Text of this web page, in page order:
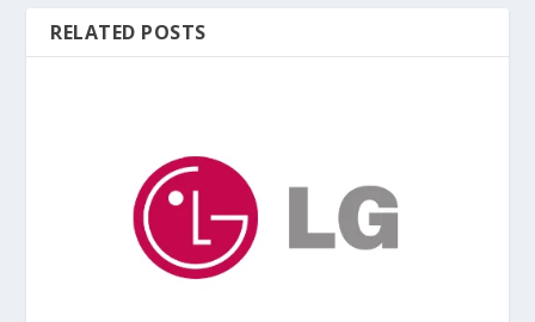
RELATED POSTS